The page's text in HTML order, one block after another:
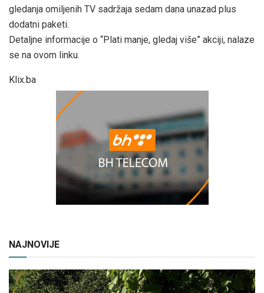
gledanja omiljenih TV sadržaja sedam dana unazad plus
dodatni paketi.
Detaljne informacije o “Plati manje, gledaj više” akciji, nalaze
se na ovom linku.
Klix.ba
NAJNOVIJE